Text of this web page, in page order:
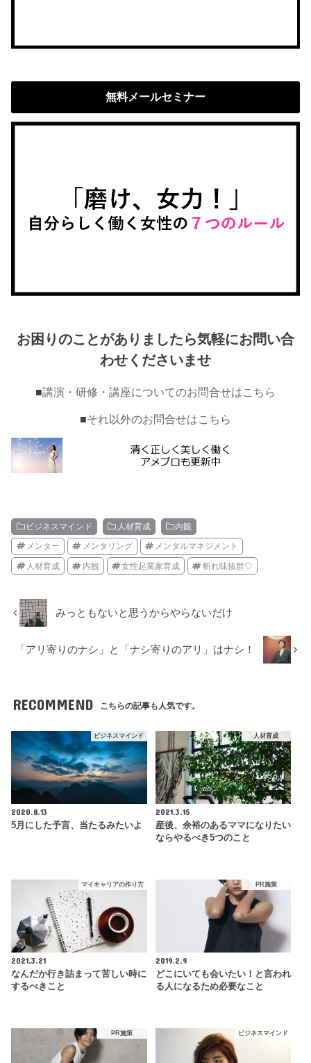
無料メールセミナー
お困りのことがありましたら気軽にお問い合
わせくださいませ
■講演・研修・講座についてのお問合せはこちら
■それ以外のお問合せはこちら
ビジネスマインド 人材育成 内観
メンター メンタリング メンタルマネジメント
人材育成 内観 女性起業家育成 斬れ味抜群♡
みっともないと思うからやらないだけ
「アリ寄りのナシ」と「ナシ寄りのアリ」はナシ！
RECOMMEND こちらの記事も人気です。
ビジネスマインド
2020.8.13
5月にした予言、当たるみたいよ
人材育成
2021.3.15
産後、余裕のあるママになりたい
ならやるべき5つのこと
マイキャリアの作り方
2021.3.21
なんだか行き詰まって苦しい時に
するべきこと
PR施策
2019.2.9
どこにいても会いたい！と言われ
る人になるため必要なこと
PR施策 ビジネスマインド